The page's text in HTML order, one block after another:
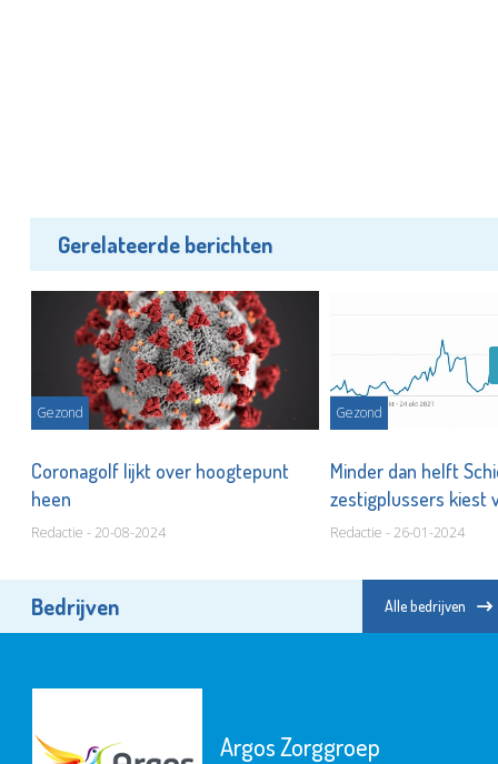
Gerelateerde berichten
Gezond
Coronagolf lijkt over hoogtepunt
heen
Redactie - 20-08-2024
Gezond
Minder dan helft
zestigplussers kiest
Redactie - 26-01-2024
Bedrijven Alle bedrijven
Argos Zorggroep